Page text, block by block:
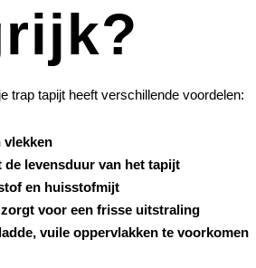
trap tapijt heeft verschillende voordelen:
vlekken
levensduur van het tapijt
en huisstofmijt
voor een frisse uitstraling
vuile oppervlakken te voorkomen